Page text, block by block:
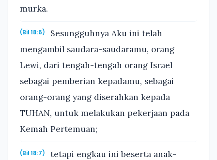
murka.
(Bil 18:6)
Sesungguhnya Aku ini telah
mengambil saudara-saudaramu, orang
Lewi, dari tengah-tengah orang Israel
sebagai pemberian kepadamu, sebagai
orang-orang yang diserahkan kepada
TUHAN, untuk melakukan pekerjaan pada
Kemah Pertemuan;
(Bil 18:7)
tetapi engkau ini beserta anak-